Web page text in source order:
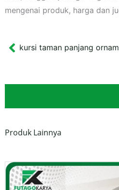
mengenai produk, harga dan
Prev
kursi taman panjang
Produk Lainnya